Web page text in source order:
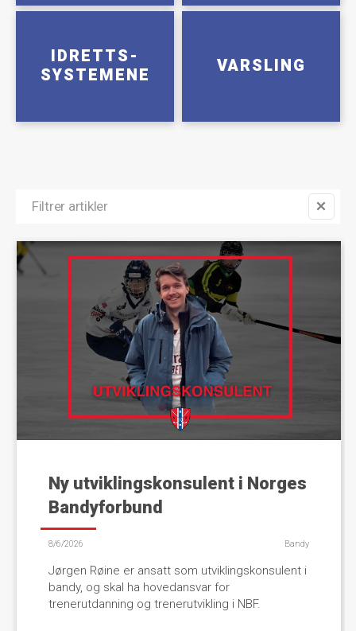
IDRETTS-
SYSTEMENE
VARSLING
Ny utviklingskonsulent i Norges
Bandyforbund
8/6/2026 Bandy
Jørgen Røine er ansatt som utviklingskonsulent i
bandy, og skal ha hovedansvar for
trenerutdanning og trenerutvikling i NBF.